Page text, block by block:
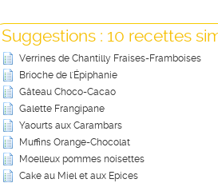
Suggestions : 10 recettes
Verrines de Chantilly Fraises-Framboises
Brioche de l'Épiphanie
Gâteau Choco-Cacao
Galette Frangipane
Yaourts aux Carambars
Muffins Orange-Chocolat
Moelleux pommes noisettes
Cake au Miel et aux Epices